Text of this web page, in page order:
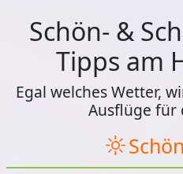
Schön- &
Tipps am
Egal welches Wetter,
Ausflüge für